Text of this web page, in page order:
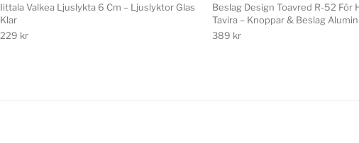
Iittala Valkea Ljuslykta 6 Cm – Ljuslyktor Glas
Klar
229 kr
Beslag Design Toavred R-52 För
Tavira – Knoppar & Beslag
389 kr